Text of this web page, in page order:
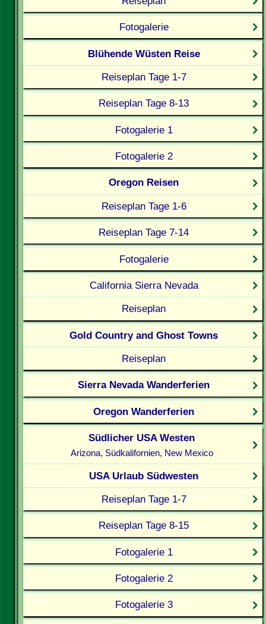
Fotogalerie
Blühende Wüsten Reise
Reiseplan Tage 1-7
Reiseplan Tage 8-13
Fotogalerie 1
Fotogalerie 2
Oregon Reisen
Reiseplan Tage 1-6
Reiseplan Tage 7-14
Fotogalerie
California Sierra Nevada
Reiseplan
Gold Country and Ghost Towns
Reiseplan
Sierra Nevada Wanderferien
Oregon Wanderferien
Südlicher USA Westen
Arizona, Südkalifornien, New Mexico
USA Urlaub Südwesten
Reiseplan Tage 1-7
Reiseplan Tage 8-15
Fotogalerie 1
Fotogalerie 2
Fotogalerie 3